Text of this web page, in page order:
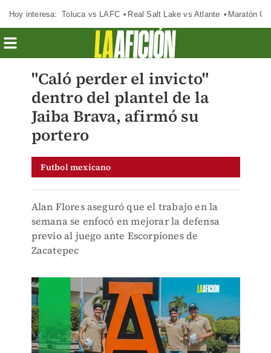
Hoy interesa: Toluca vs LAFC Real Salt Lake vs Atlante Maratón
"Caló perder el invicto"
dentro del plantel de la
Jaiba Brava, afirmó su
portero
Futbol mexicano
Alan Flores aseguró que el trabajo en la
semana se enfocó en mejorar la defensa
previo al juego ante Escorpiones de
Zacatepec